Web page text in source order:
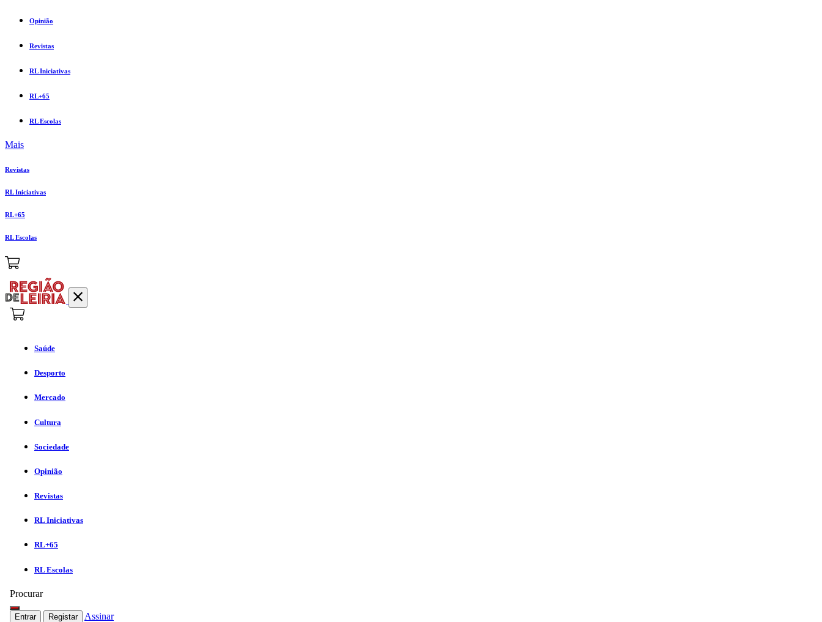
Opinião
Revistas
RL Iniciativas
RL+65
RL Escolas
Mais
Revistas
RL Iniciativas
RL+65
RL Escolas
Saúde
Desporto
Mercado
Cultura
Sociedade
Opinião
Revistas
RL Iniciativas
RL+65
RL Escolas
Procurar
Entrar Registar Assinar